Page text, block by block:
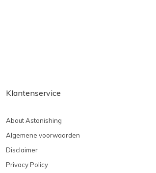
Klantenservice
About Astonishing
Algemene voorwaarden
Disclaimer
Privacy Policy